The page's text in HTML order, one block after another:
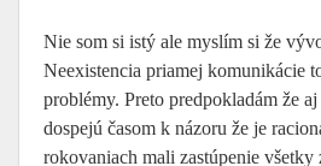
Nie som si istý ale myslím si že
Neexistencia priamej komunikácie
problémy. Preto predpokladám že
dospejú časom k názoru že je
rokovaniach mali zastúpenie